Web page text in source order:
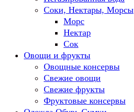
Соки, Нектары, Морсы
Морс
Нектар
Сок
Овощи и фрукты
Овощные консервы
Свежие овощи
Свежие фрукты
Фруктовые консервы